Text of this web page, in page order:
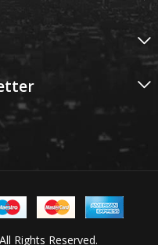
Rights Reserved.